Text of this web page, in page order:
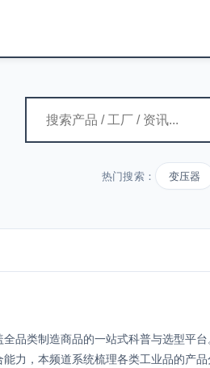
热门搜索： 变压器
品类制造商品的一站式科普与选型平
力，本频道系统梳理各类工业品的产